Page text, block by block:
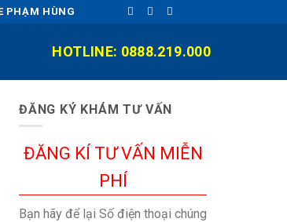
PHẠM HÙNG
HOTLINE: 0888.219.000
ĐĂNG KÝ KHÁM TƯ VẤN
ĐĂNG KÍ TƯ VẤN MIỄN
PHÍ
Bạn hãy để lại Số điện thoại chúng